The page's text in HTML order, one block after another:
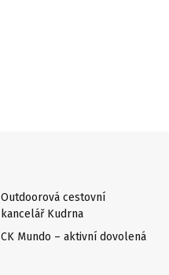
Outdoorová cestovní
kancelář Kudrna
CK Mundo – aktivní dovolená